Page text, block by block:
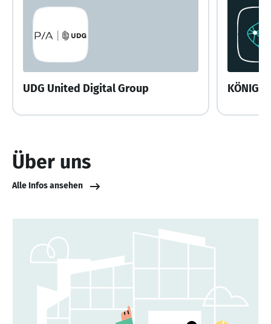
UDG United Digital Group
Über uns
Alle Infos ansehen